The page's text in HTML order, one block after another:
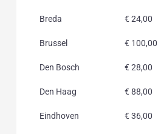
Breda € 24,00
Brussel € 100,00
Den Bosch € 28,00
Den Haag € 88,00
Eindhoven € 36,00